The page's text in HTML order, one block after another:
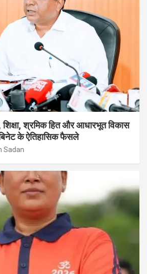
श्रमिक हित और आधारभूत विकास
के ऐतिहासिक फैसले
Sadan